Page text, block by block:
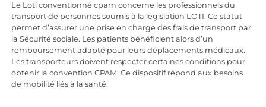
Le Loti conventionné cpam concerne les professionnels du
transport de personnes soumis à la législation LOTI. Ce statut
permet d’assurer une prise en charge des frais de transport par
la Sécurité sociale. Les patients bénéficient alors d’un
remboursement adapté pour leurs déplacements médicaux.
Les transporteurs doivent respecter certaines conditions pour
obtenir la convention CPAM. Ce dispositif répond aux besoins
de mobilité liés à la santé.